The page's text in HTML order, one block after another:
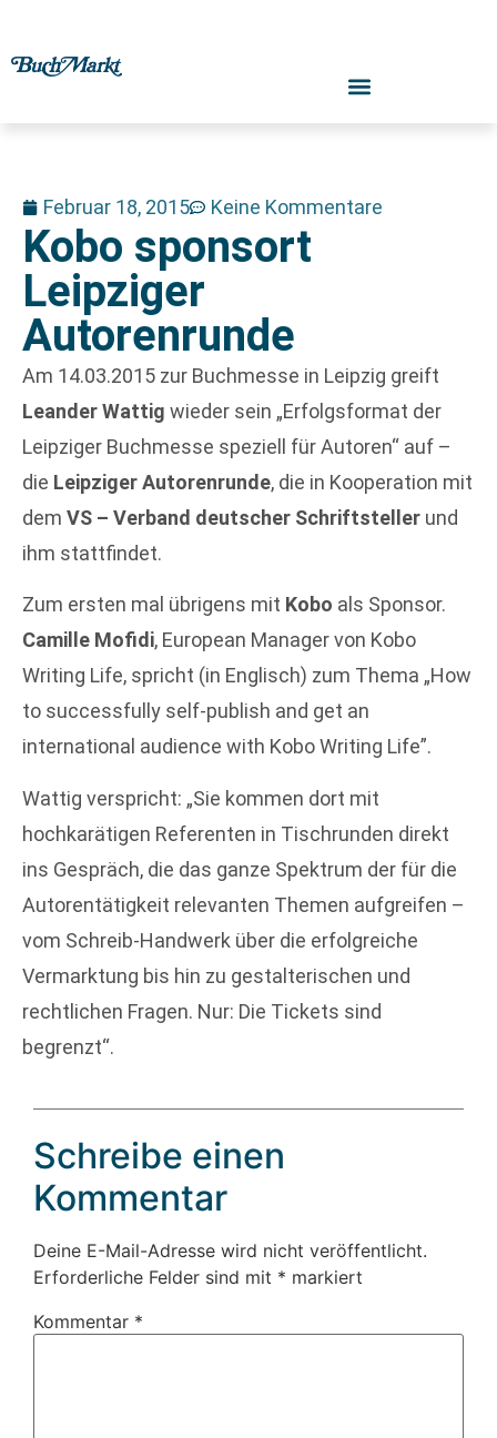
Februar 18, 2015 Keine Kommentare
Kobo sponsort
Leipziger
Autorenrunde
Am 14.03.2015 zur Buchmesse in Leipzig greift
Leander Wattig wieder sein „Erfolgsformat der
Leipziger Buchmesse speziell für Autoren“ auf –
die Leipziger Autorenrunde, die in Kooperation mit
dem VS – Verband deutscher Schriftsteller und
ihm stattfindet.
Zum ersten mal übrigens mit Kobo als Sponsor.
Camille Mofidi, European Manager von Kobo
Writing Life, spricht (in Englisch) zum Thema „How
to successfully self-publish and get an
international audience with Kobo Writing Life”.
Wattig verspricht: „Sie kommen dort mit
hochkarätigen Referenten in Tischrunden direkt
ins Gespräch, die das ganze Spektrum der für die
Autorentätigkeit relevanten Themen aufgreifen –
vom Schreib-Handwerk über die erfolgreiche
Vermarktung bis hin zu gestalterischen und
rechtlichen Fragen. Nur: Die Tickets sind
begrenzt“.
Schreibe einen
Kommentar
Deine E-Mail-Adresse wird nicht veröffentlicht.
Erforderliche Felder sind mit * markiert
Kommentar *